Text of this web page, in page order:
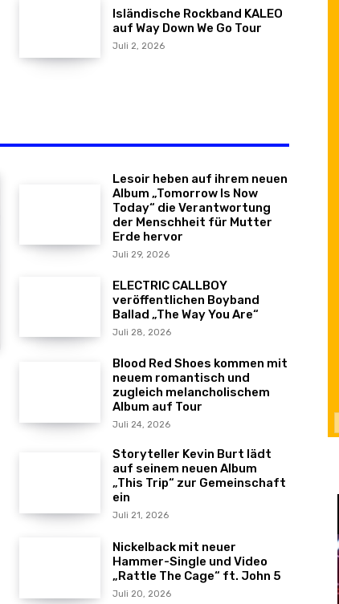
Isländische Rockband KALEO
auf Way Down We Go Tour
Juli 2, 2026
Lesoir heben auf ihrem neuen
Album „Tomorrow Is Now
Today“ die Verantwortung
der Menschheit für Mutter
Erde hervor
Juli 29, 2026
ELECTRIC CALLBOY
veröffentlichen Boyband
Ballad „The Way You Are“
Juli 28, 2026
Blood Red Shoes kommen mit
neuem romantisch und
zugleich melancholischem
Album auf Tour
Juli 24, 2026
Storyteller Kevin Burt lädt
auf seinem neuen Album
„This Trip“ zur Gemeinschaft
ein
Juli 21, 2026
Nickelback mit neuer
Hammer-Single und Video
„Rattle The Cage“ ft. John 5
Juli 20, 2026